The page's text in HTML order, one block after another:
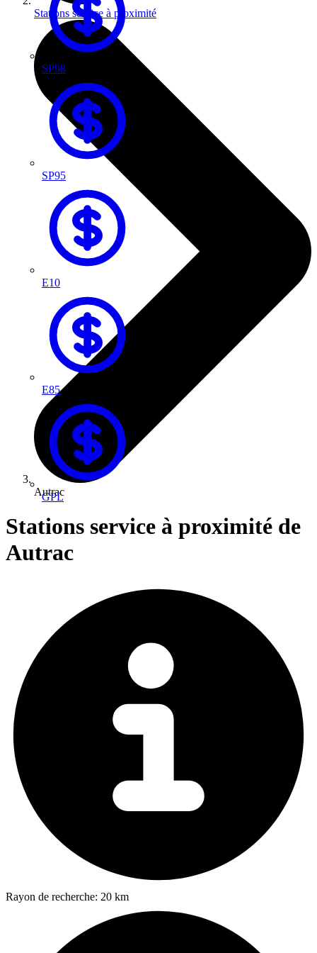
SP98
SP95
E10
E85
GPL
Stations service à proximité
Autrac
Stations service à proximité de
Autrac
Rayon de recherche: 20 km